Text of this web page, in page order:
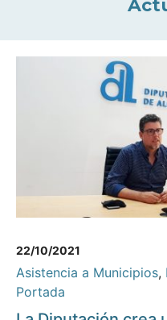
22/10/2021
Asistencia a Municipios,
Portada